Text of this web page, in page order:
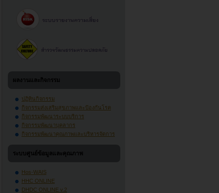
ผลงานและกิจกรรม
ปฏิทินกิจกรรม
กิจกรรมส่งเสริมสุขภาพและป้องกันโรค
กิจกรรมพัฒนาระบบบริการ
กิจกรรมพัฒนาบุคลากร
กิจกรรมพัฒนาคุณภาพและบริหารจัดการ
ระบบศูนย์ข้อมูลและคุณภาพ
Hos-WAIS
HHC ONLINE
DHDC ONLINE v.2